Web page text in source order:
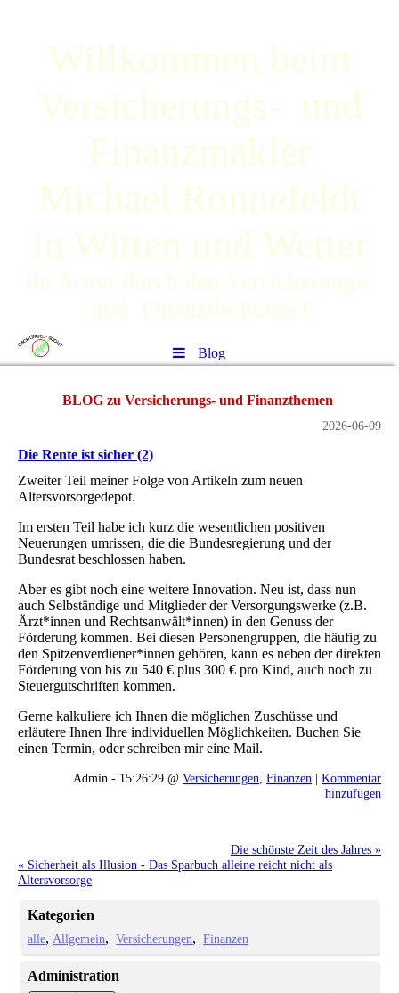
Willkommen beim
Versicherungs- und
Finanzmakler
Michael Ronnefeldt
in Witten und Wetter
Ihr Scout durch den Versicherungs-
und Finanzdschungel
Blog
BLOG zu Versicherungs- und Finanzthemen
2026-06-09
Die Rente ist sicher (2)
Zweiter Teil meiner Folge von Artikeln zum neuen
Altersvorsorgedepot.
Im ersten Teil habe ich kurz die wesentlichen positiven
Neuerungen umrissen, die die Bundesregierung und der
Bundesrat beschlossen haben.
Aber es gibt noch eine weitere Innovation. Neu ist, dass nun
auch Selbständige und Mitglieder der Versorgungswerke (z.B.
Ärzt*innen und Rechtsanwält*innen) in den Genuss der
Förderung kommen. Bei diesen Personengruppen, die häufig zu
den Spitzenverdiener*innen gehören, kann es neben der direkten
Förderung von bis zu 540 € plus 300 € pro Kind, auch noch zu
Steuergutschriften kommen.
Gerne kalkuliere ich Ihnen die möglichen Zuschüsse und
erläutere Ihnen Ihre individuellen Möglichkeiten. Buchen Sie
einen Termin, oder schreiben mir eine Mail.
Admin - 15:26:29 @ Versicherungen Finanzen | Kommentar
hinzufügen
Die schönste Zeit des Jahres »
« Sicherheit als Illusion - Das Sparbuch alleine reicht nicht als
Altersvorsorge
Kategorien
alle Allgemein Versicherungen Finanzen
Administration